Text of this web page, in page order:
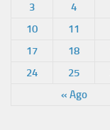
« Ago
3
4
10
11
17
18
24
25